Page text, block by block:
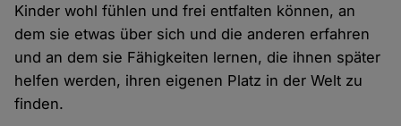
Kinder wohl fühlen und frei entfalten können, an
dem sie etwas über sich und die anderen erfahren
und an dem sie Fähigkeiten lernen, die ihnen später
helfen werden, ihren eigenen Platz in der Welt zu
finden.